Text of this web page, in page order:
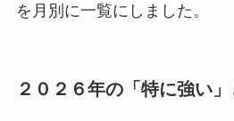
を月別に一覧にしました。
２０２６年の「特に強い」